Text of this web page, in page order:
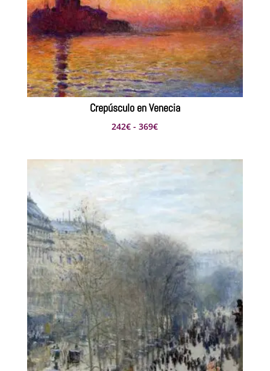
330€
Crepúsculo en Venecia
242€ - 369€Rango
precios:
242€